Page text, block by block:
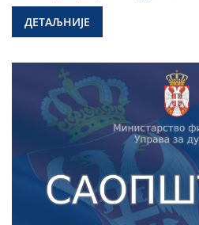
ДЕТАЉНИЈЕ